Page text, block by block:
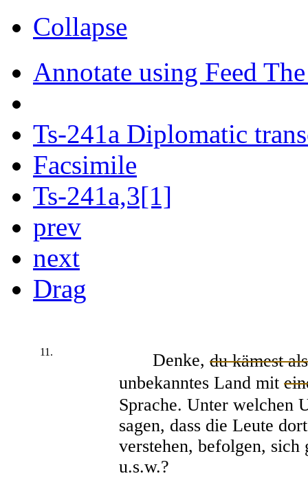
Collapse
Annotate using Feed
Ts-241a Diplomatic
Facsimile
Ts-241a,3[1]
prev
next
Drag
11. Denke, du kämest als
unbekanntes Land mit
Sprache. Unter welchen
sagen, dass die Leute
verstehen, befolgen, sich
u.s.w.?